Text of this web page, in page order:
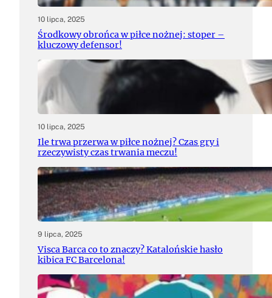
10 lipca, 2025
Środkowy obrońca w piłce nożnej: stoper –
kluczowy defensor!
10 lipca, 2025
Ile trwa przerwa w piłce nożnej? Czas gry i
rzeczywisty czas trwania meczu!
9 lipca, 2025
Visca Barca co to znaczy? Katalońskie hasło
kibica FC Barcelona!